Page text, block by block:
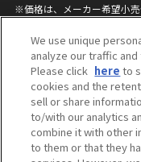
※価格は、メーカー希望小売
ざいますのでご了承くださ
privacypolicy
ウェブサイトご利用条件
個人情報保護方針
We use unique
analyze our traffic
Please click here to
cookies and the
sell or share
to/with our analytics
combine it with other
to them or that they